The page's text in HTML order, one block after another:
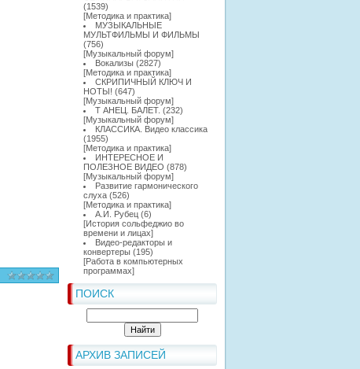
(1539)
[Методика и практика]
МУЗЫКАЛЬНЫЕ
МУЛЬТФИЛЬМЫ И ФИЛЬМЫ
(756)
[Музыкальный форум]
Вокализы (2827)
[Методика и практика]
СКРИПИЧНЫЙ КЛЮЧ И
НОТЫ! (647)
[Музыкальный форум]
Т АНЕЦ. БАЛЕТ. (232)
[Музыкальный форум]
КЛАССИКА. Видео классика
(1955)
[Методика и практика]
ИНТЕРЕСНОЕ И
ПОЛЕЗНОЕ ВИДЕО (878)
[Музыкальный форум]
Развитие гармонического
слуха (526)
[Методика и практика]
А.И. Рубец (6)
[История сольфеджио во
времени и лицах]
Видео-редакторы и
конвертеры (195)
[Работа в компьютерных
программах]
ПОИСК
АРХИВ ЗАПИСЕЙ